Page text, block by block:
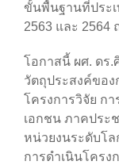
ขั้นพื้นฐานที่ประ
2563 และ
โอกาสนี้ ผศ. ดร.
วัตถุประสงค์ของ
โครงการวิจัย ก
เอกชน ภาคประ
หน่วยงนระดับโ
การดำเนินโครง